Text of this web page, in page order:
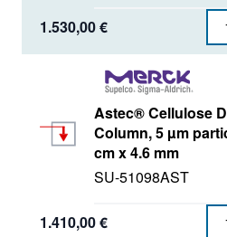
1.530,00 €
Astec® Cellulose
Column, 5 µm
cm x 4.6 mm
SU-51098AST
1.410,00 €